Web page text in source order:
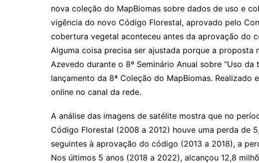
nova coleção do MapBiomas sobre dados de uso e
vigência do novo Código Florestal, aprovado pelo
cobertura vegetal aconteceu antes da aprovação do
Alguma coisa precisa ser ajustada porque a proposta
Azevedo durante o 8º Seminário Anual sobre “Uso
lançamento da 8ª Coleção do MapBiomas. Realizado
online no canal da rede.
A análise das imagens de satélite mostra que no
Código Florestal (2008 a 2012) houve uma perda de
seguintes à aprovação do código (2013 a 2018), a
Nos últimos 5 anos (2018 a 2022), alcançou 12,8